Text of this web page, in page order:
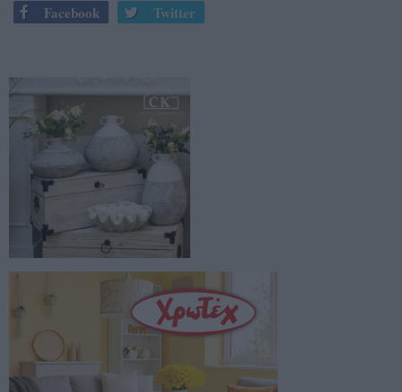
Facebook Twitter